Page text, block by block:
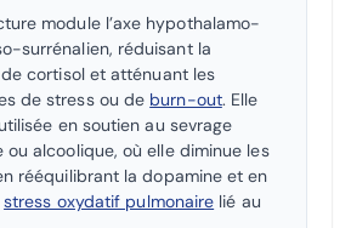
module l’axe hypothalamo-
surrénalien, réduisant la
cortisol et atténuant les
de stress ou de burn-out. Elle
en soutien au sevrage
ou alcoolique, où elle diminue les
rééquilibrant la dopamine et en
stress oxydatif pulmonaire lié au